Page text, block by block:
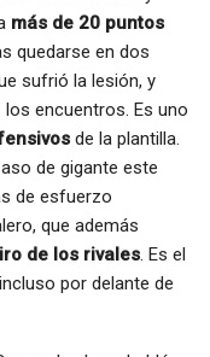
más de 20 puntos
quedarse en dos
sufrió la lesión, y
encuentros. Es uno
de la plantilla.
de gigante este
de esfuerzo
que además
de los rivales. Es el
por delante de